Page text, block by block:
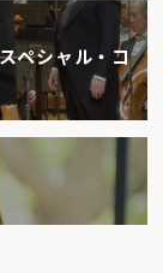
ペシャル・コ